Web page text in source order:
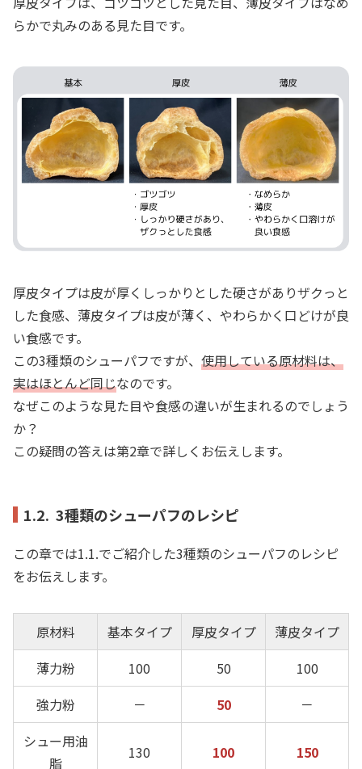
らかで丸みのある見た目です。
厚皮タイプは皮が厚くしっかりとした硬さがありザクっと
した食感、薄皮タイプは皮が薄く、やわらかく口どけが良
い食感です。
この3種類のシューパフですが、 使用している原材料は、
実はほとんど同じなのです。
なぜこのような見た目や食感の違いが生まれるのでしょう
か？
この疑問の答えは第2章で詳しくお伝えします。
1.2. 3種類のシューパフのレシピ
この章では1.1.でご紹介した3種類のシューパフのレシピ
をお伝えします。
原材料 基本タイプ 厚皮タイプ
薄皮タイプ
薄力粉
100 50
100
強力粉
－ 50
－
シュー用油
脂
130 100 150